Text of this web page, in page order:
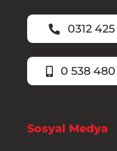
0312
0 538
Sosyal Medya